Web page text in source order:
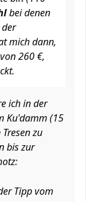
bei denen
mich dann,
260 €,
ich in der
Ku'damm (15
zu
bis zur
Tipp vom